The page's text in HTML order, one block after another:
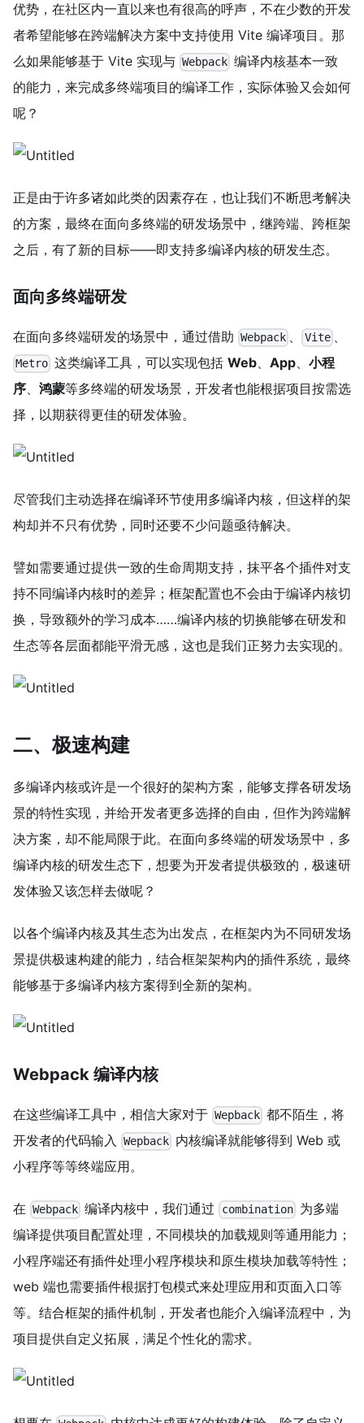
优势，在社区内一直以来也有很高的呼声，不在少数的开发
者希望能够在跨端解决方案中支持使用 Vite 编译项目。那
么如果能够基于 Vite 实现与 Webpack 编译内核基本一致
的能力，来完成多终端项目的编译工作，实际体验又会如何
呢？
正是由于许多诸如此类的因素存在，也让我们不断思考解决
的方案，最终在面向多终端的研发场景中，继跨端、跨框架
之后，有了新的目标——即支持多编译内核的研发生态。
面向多终端研发
在面向多终端研发的场景中，通过借助 Webpack 、 Vite、
Metro 这类编译工具，可以实现包括Web、App、小程
序、 鸿蒙等多终端的研发场景，开发者也能根据项目按需选
择，以期获得更佳的研发体验。
尽管我们主动选择在编译环节使用多编译内核，但这样的架
构却并不只有优势，同时还要不少问题亟待解决。
譬如需要通过提供一致的生命周期支持，抹平各个插件对支
持不同编译内核时的差异；框架配置也不会由于编译内核切
换，导致额外的学习成本……编译内核的切换能够在研发和
生态等各层面都能平滑无感，这也是我们正努力去实现的。
二、极速构建
多编译内核或许是一个很好的架构方案，能够支撑各研发场
景的特性实现，并给开发者更多选择的自由，但作为跨端解
决方案，却不能局限于此。在面向多终端的研发场景中，多
编译内核的研发生态下，想要为开发者提供极致的，极速研
发体验又该怎样去做呢？
以各个编译内核及其生态为出发点，在框架内为不同研发场
景提供极速构建的能力，结合框架架构内的插件系统，最终
能够基于多编译内核方案得到全新的架构。
Webpack 编译内核
在这些编译工具中，相信大家对于 Wepback 都不陌生，将
开发者的代码输入
Wepback 内核编译就能够得到 Web 或
小程序等等终端应用。
在 Webpack 编译内核中，我们通过 combination为多端
编译提供项目配置处理，不同模块的加载规则等通用能力；
小程序端还有插件处理小程序模块和原生模块加载等特性；
web 端也需要插件根据打包模式来处理应用和页面入口等
等。结合框架的插件机制，开发者也能介入编译流程中，为
项目提供自定义拓展，满足个性化的需求。